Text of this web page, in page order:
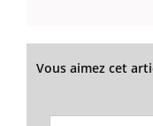
Vous aimez cet